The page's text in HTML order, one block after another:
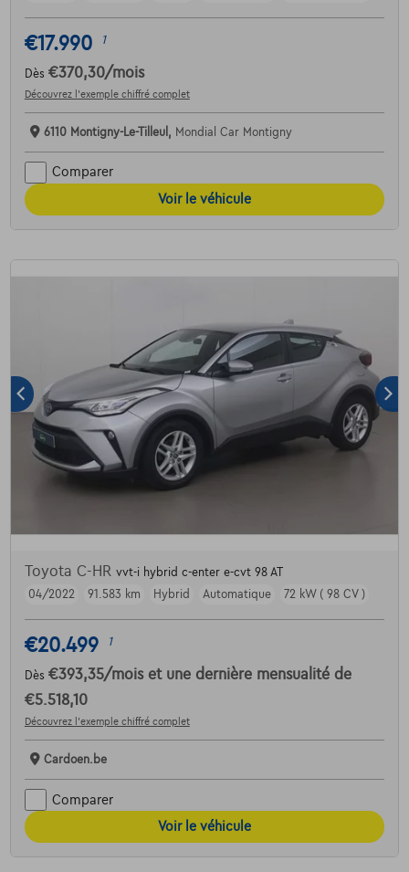
€17.990 1
Dès €370,30/mois
Découvrez l’exemple chiffré complet
6110 Montigny-Le-Tilleul, Mondial Car Montigny
Comparer
Voir le véhicule
Toyota C-HR vvt-i hybrid c-enter e-cvt 98 AT
04/2022
91.583 km Hybrid Automatique 72 kW ( 98 CV )
€20.499 1
Dès €393,35/mois et une dernière mensualité de
€5.518,10
Découvrez l’exemple chiffré complet
Cardoen.be
Comparer
Voir le véhicule